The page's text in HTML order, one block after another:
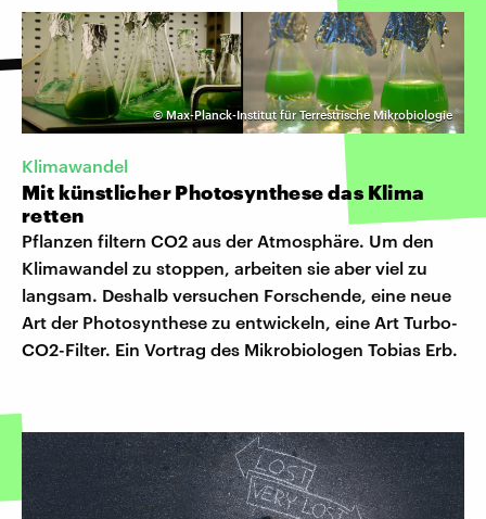
©Max-Planck-Institut für Terrestrische Mikrobiologie
Klimawandel
Mit künstlicher Photosynthese das Klima
retten
Pflanzen filtern CO2 aus der Atmosphäre. Um den
Klimawandel zu stoppen, arbeiten sie aber viel zu
langsam. Deshalb versuchen Forschende, eine neue
Art der Photosynthese zu entwickeln, eine Art Turbo-
CO2-Filter. Ein Vortrag des Mikrobiologen Tobias Erb.